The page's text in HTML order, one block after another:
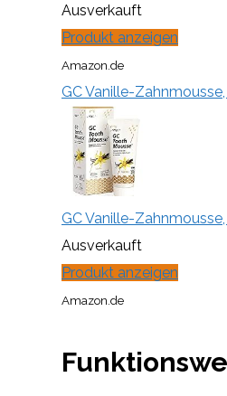
Ausverkauft
Produkt anzeigen
Amazon.de
GC Vanille-
GC Vanille-
Ausverkauft
Produkt anzeigen
Amazon.de